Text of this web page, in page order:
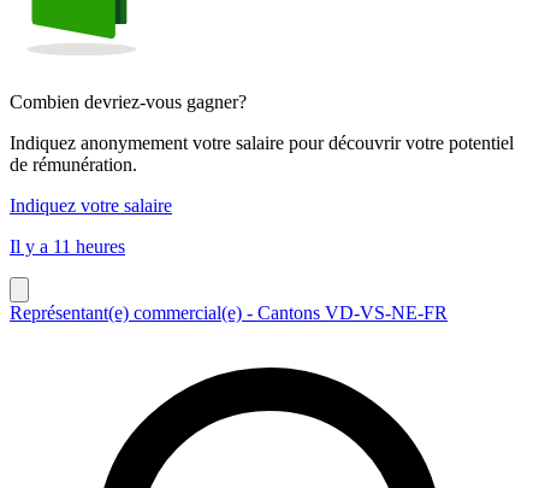
Combien devriez-vous gagner?
Indiquez anonymement votre salaire pour découvrir votre potentiel
de rémunération.
Indiquez votre salaire
Il y a 11 heures
Représentant(e) commercial(e) - Cantons VD-VS-NE-FR